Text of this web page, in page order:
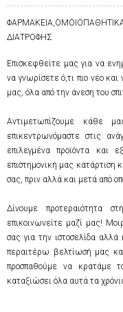
ΔΙΑΤΡΟΦΗΣ
Επισκεφθείτε μας για να
να γνωρίσετε ό,τι πιο νέο
μας, όλα από την άνεση του
Αντιμετωπίζουμε κάθε
επικεντρωνόμαστε στις
επιλεγμένα προϊόντα και
επιστημονική μας κατάρτιση
σας, πριν αλλά και μετά από
Δίνουμε προτεραιότητα
επικοινωνείτε μαζί μας!
σας για την ιστοσελίδα
περαιτέρω βελτίωσή μας
προσπαθούμε να κρατάμε
καταξιώσει όλα αυτά τα